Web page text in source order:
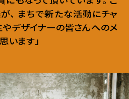
、 まちで新たな活動にチャ
デザイナーの皆さんへのメ
います」